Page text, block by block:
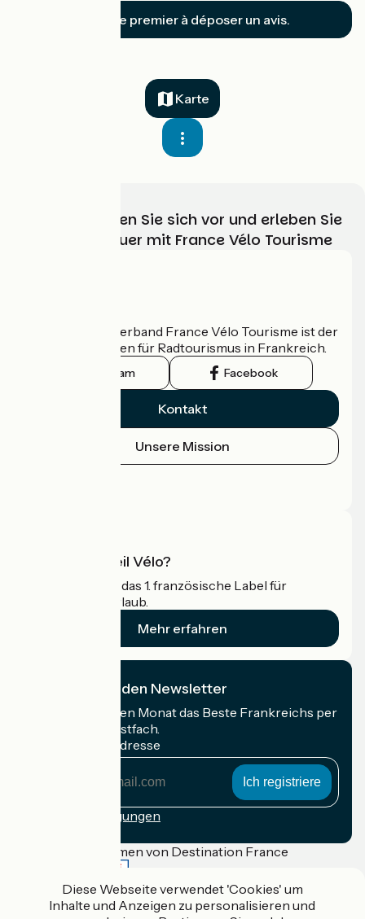
Soyez le premier à déposer un avis.
Karte
Wählen, bereiten Sie sich vor und erleben Sie
Ihr Radabenteuer mit France Vélo Tourisme
Der nationale Verband France Vélo Tourisme ist der
offizielle Leitfaden für Radtourismus in Frankreich.
Instagram Facebook
Kontakt
Unsere Mission
Was ist Accueil Vélo?
Accueil Vélo ist das 1. französische Label für
Radfahrer im Urlaub.
Mehr erfahren
Ich abonniere den Newsletter
Erhalten Sie jeden Monat das Beste Frankreichs per
Rad in Ihrem Postfach.
Meine E-Mail-Adresse
Anmeldebedingungen
Gefördert im Rahmen von Destination France
Diese Webseite verwendet 'Cookies' um
Inhalte und Anzeigen zu personalisieren und